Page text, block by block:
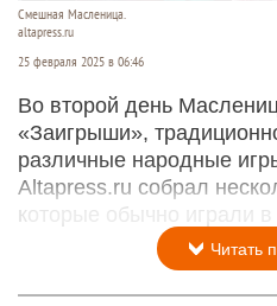
Смешная Масленица.
altapress.ru
25 февраля 2025 в 06:46
Во второй день
«Заигрыши»,
различные народные
Altapress.ru собрал
которые обычно играли в
Читать